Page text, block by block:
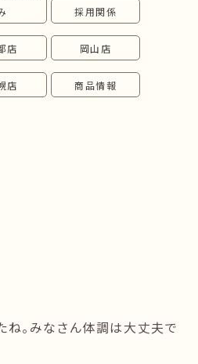
採用関係
店 岡山店
店 商品情報
ね。みなさん体調は大丈夫で